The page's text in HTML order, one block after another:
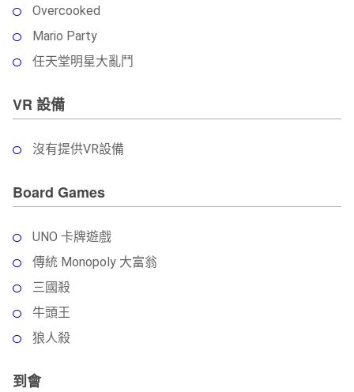
Overcooked
Mario Party
任天堂明星大亂鬥
VR 設備
沒有提供VR設備
Board Games
UNO 卡牌遊戲
傳統 Monopoly 大富翁
三國殺
牛頭王
狼人殺
到會